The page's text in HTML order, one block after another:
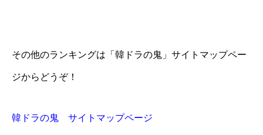
その他のランキングは「韓ドラの鬼」サイトマップペー
ジからどうぞ！
韓ドラの鬼 サイトマップページ